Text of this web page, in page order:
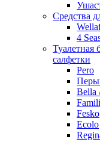
Средства
4
Туалетная
салфетки
Pero
Bella
Fesko
Ecolo